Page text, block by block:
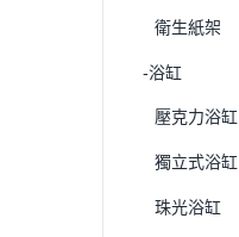
衛生紙架
-浴缸
壓克力浴缸
獨立式浴缸
珠光浴缸